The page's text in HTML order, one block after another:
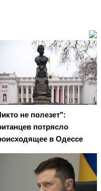
не полезет":
потрясло
в Одессе